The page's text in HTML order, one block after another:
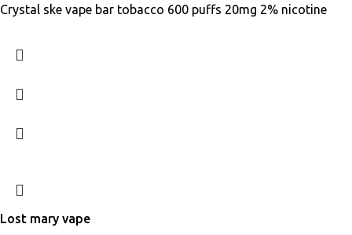
Crystal ske vape bar tobacco 600 puffs 20mg 2% nicotine
Lost mary vape